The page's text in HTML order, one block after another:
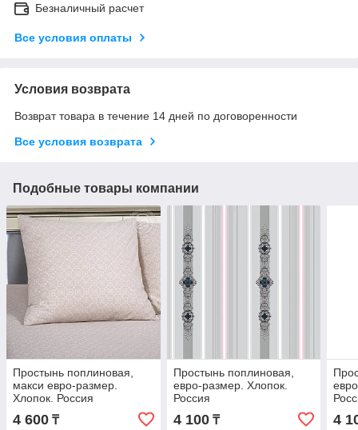
Безналичный расчет
Все условия оплаты
Условия возврата
Возврат товара в течение 14 дней по договоренности
Все условия возврата
Подобные товары компании
Простынь поплиновая,
макси евро-размер.
Хлопок. Россия
4 600 ₸
Простынь поплиновая,
евро-размер. Хлопок.
Россия
4 100₸ 4